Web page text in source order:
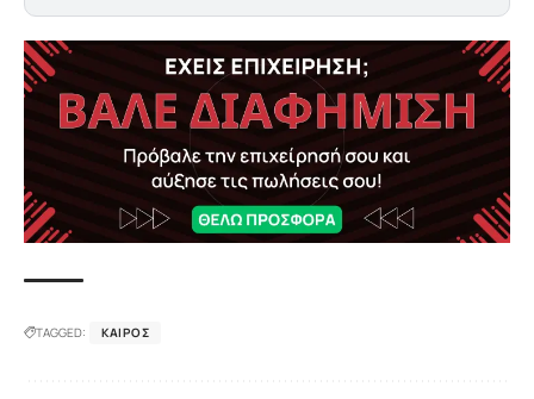
TAGGED: ΚΑΙΡΌΣ